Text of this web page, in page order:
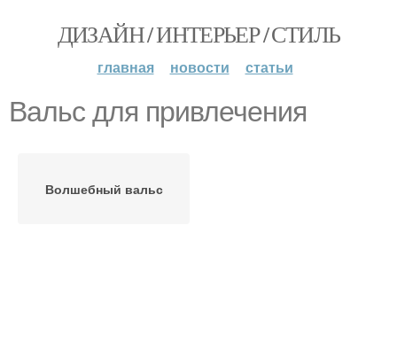
ДИЗАЙН / ИНТЕРЬЕР / СТИЛЬ
главная новости статьи
Вальс для привлечения
Волшебный вальс